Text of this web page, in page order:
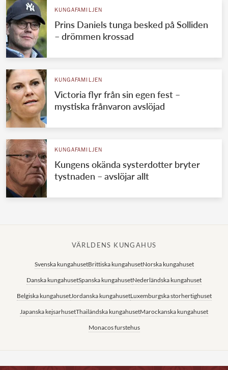
KUNGAFAMILJEN
Prins Daniels tunga besked på Solliden
– drömmen krossad
KUNGAFAMILJEN
Victoria flyr från sin egen fest –
mystiska frånvaron avslöjad
KUNGAFAMILJEN
Kungens okända systerdotter bryter
tystnaden – avslöjar allt
VÄRLDENS KUNGAHUS
Svenska kungahusetBrittiska kungahusetNorska kungahuset
Danska kungahusetSpanska kungahusetNederländska kungahuset
Belgiska kungahusetJordanska kungahusetLuxemburgska storhertighuset
Japanska kejsarhusetThailändska kungahusetMarockanska kungahuset
Monacos furstehus